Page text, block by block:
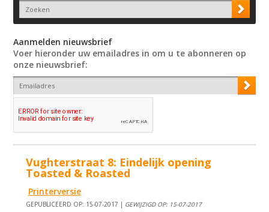
Aanmelden nieuwsbrief
Voer hieronder uw emailadres in om u te abonneren op
onze nieuwsbrief:
Vughterstraat 8: Eindelijk opening
Toasted & Roasted
Printerversie
GEPUBLICEERD OP: 15-07-2017 | GEWIJZIGD OP: 15-07-2017